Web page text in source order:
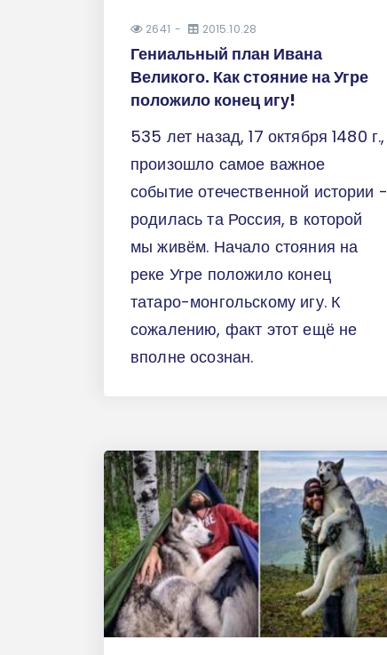
2641 2015.10.28
Гениальный план Ивана
Великого. Как стояние на Угре
положило конец игу!
535 лет назад, 17 октября 1480 г.,
произошло самое важное
событие отечественной истории -
родилась та Россия, в которой
мы живём. Начало стояния на
реке Угре положило конец
татаро-монгольскому игу. К
сожалению, факт этот ещё не
вполне осознан.